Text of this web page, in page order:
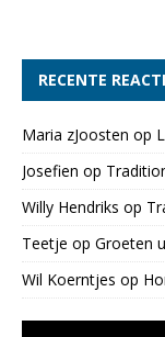
RECENTE
Maria zJoosten op
Josefien op
Willy Hendriks op
Teetje op Groeten
Wil Koerntjes op